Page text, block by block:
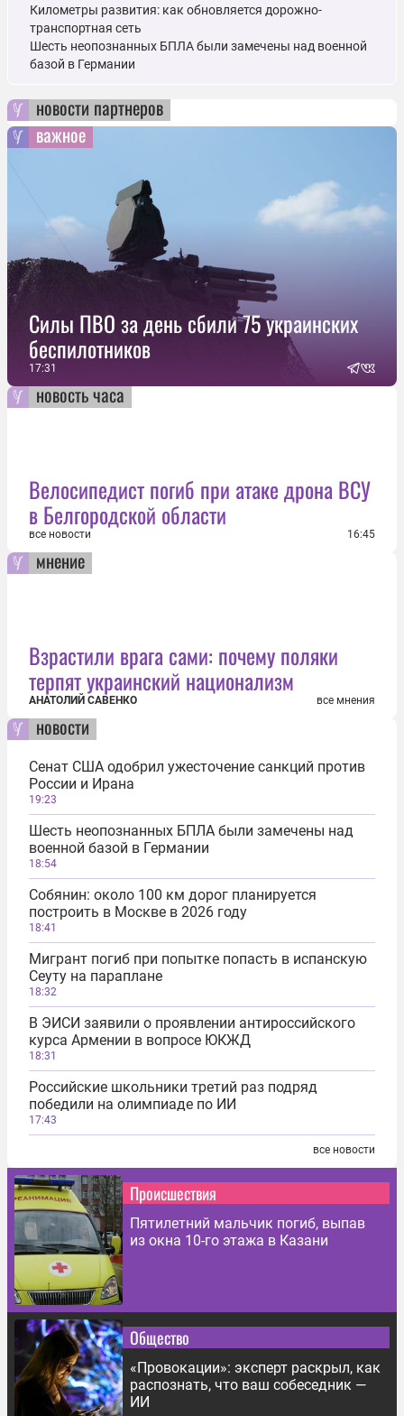
Километры развития: как обновляется дорожно-
транспортная сеть
Шесть неопознанных БПЛА были замечены над военной
базой в Германии
новости партнеров
важное
Силы ПВО за день сбили 75 украинских
беспилотников
17:31
новость часа
Велосипедист погиб при атаке дрона ВСУ
в Белгородской области
все новости 16:45
мнение
Взрастили врага сами: почему поляки
терпят украинский национализм
АНАТОЛИЙ САВЕНКО все мнения
новости
Сенат США одобрил ужесточение санкций против
России и Ирана
19:23
Шесть неопознанных БПЛА были замечены над
военной базой в Германии
18:54
Собянин: около 100 км дорог планируется
построить в Москве в 2026 году
18:41
Мигрант погиб при попытке попасть в испанскую
Сеуту на параплане
18:32
В ЭИСИ заявили о проявлении антироссийского
курса Армении в вопросе ЮКЖД
18:31
Российские школьники третий раз подряд
победили на олимпиаде по ИИ
17:43
все новости
Происшествия
Пятилетний мальчик погиб, выпав
из окна 10-го этажа в Казани
Общество
«Провокации»: эксперт раскрыл, как
распознать, что ваш собеседник —
ИИ